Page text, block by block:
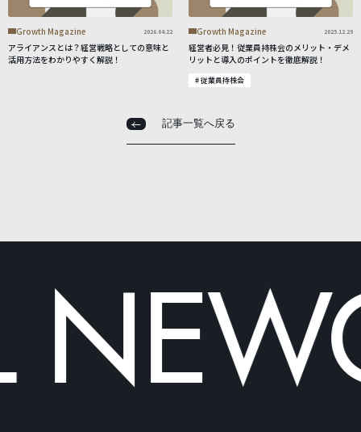
Growth Magazine 2026.04.22
アライアンスとは？経営戦略としての意味と
活用方法をわかりやすく解説！
Growth Magazine 2025.12.29
経営者必見！従業員持株会のメリット・デメ
リットと導入のポイントを徹底解説！
# 従業員持株会
記事一覧へ戻る